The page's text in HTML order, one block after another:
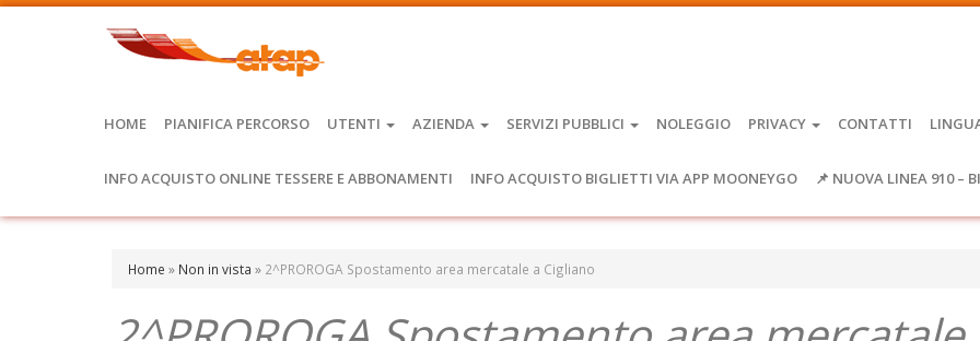
HOME PIANIFICA PERCORSO UTENTI AZIENDA SERVIZI PUBBLICI NOLEGGIO PRIVACY CONTATTI
INFO ACQUISTO ONLINE TESSERE E ABBONAMENTI INFO ACQUISTO BIGLIETTI VIA APP MOONEYGO 📌 NUOVA LINEA 910 –
Home » Non in vista » 2^PROROGA Spostamento area mercatale a Cigliano